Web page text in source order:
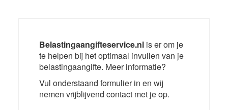
Belastingaangifteservice.nlis er om je
te helpen bij het optimaal invullen van je
belastingaangifte. Meer informatie?
Vul onderstaand formulier in en wij
nemen vrijblijvend contact met je op.